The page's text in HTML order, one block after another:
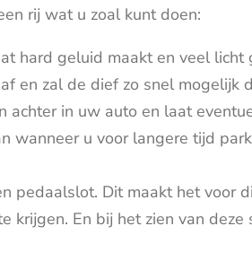
rij wat u zoal kunt doen:
hard geluid maakt en veel licht
en zal de dief zo snel mogelijk
achter in uw auto en laat
wanneer u voor langere tijd
pedaalslot. Dit maakt het voor
krijgen. En bij het zien van